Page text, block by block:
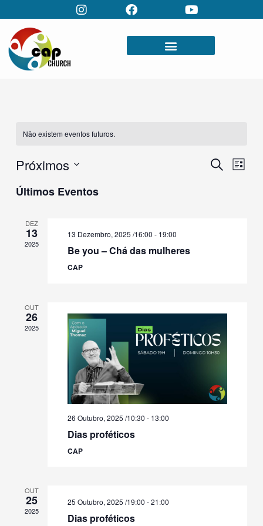
to
content
Não existem eventos futuros.
Navegação
Pesquisar
Lista
Próximos
a
Últimos Eventos
DEZ
13
2025
13 Dezembro, 2025 /16:00 - 19:00
Be you – Chá das mulheres
CAP
OUT
26
2025
26 Outubro, 2025 /10:30 - 13:00
Dias proféticos
CAP
OUT
25
2025
25 Outubro, 2025 /19:00 -21:00
Dias proféticos